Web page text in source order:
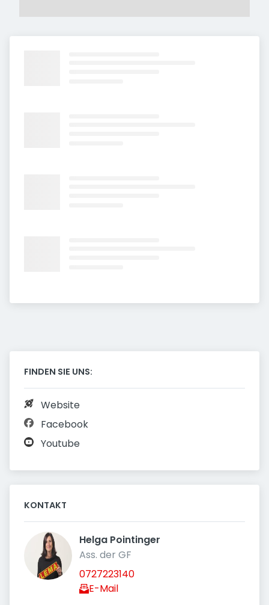
FINDEN SIE UNS:
Website
Facebook
Youtube
KONTAKT
Helga Pointinger
Ass. der GF
0727223140
E-Mail